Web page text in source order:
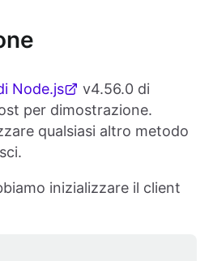
Node.js
v4.56.0 di
per dimostrazione.
qualsiasi altro metodo
inizializzare il client